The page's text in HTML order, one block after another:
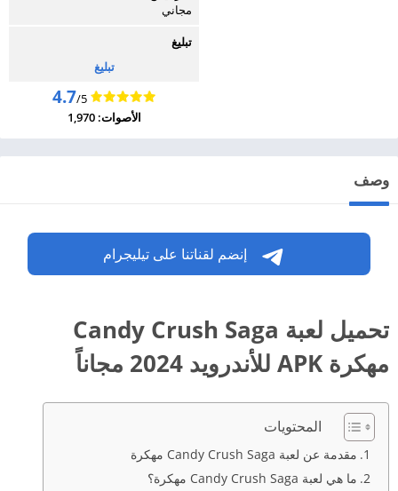
مجاني
تبليغ
تبليغ
4.7/5
الأصوات: 1,970
وصف
إنضم لقناتنا على تيليجرام
تحميل لعبة Candy Crush Saga
مهكرة APK للأندرويد 2024 مجاناً
المحتويات
مقدمة عن لعبة Candy Crush Saga مهكرة
ما هي لعبة Candy Crush Saga مهكرة؟